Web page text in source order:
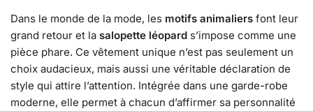
Dans le monde de la mode, les motifs animaliers font leur
grand retour et la salopette léopard s’impose comme une
pièce phare. Ce vêtement unique n’est pas seulement un
choix audacieux, mais aussi une véritable déclaration de
style qui attire l’attention. Intégrée dans une garde-robe
moderne, elle permet à chacun d’affirmer sa personnalité